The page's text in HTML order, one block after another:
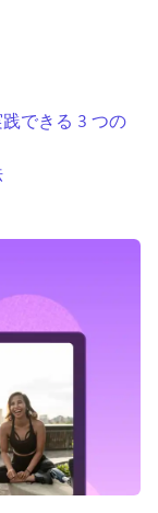
できる 3 つの